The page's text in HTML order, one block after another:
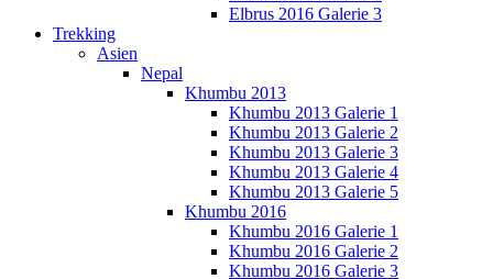
Elbrus 2016 Galerie 3
Trekking
Asien
Nepal
Khumbu 2013
Khumbu 2013 Galerie 1
Khumbu 2013 Galerie 2
Khumbu 2013 Galerie 3
Khumbu 2013 Galerie 4
Khumbu 2013 Galerie 5
Khumbu 2016
Khumbu 2016 Galerie 1
Khumbu 2016 Galerie 2
Khumbu 2016 Galerie 3